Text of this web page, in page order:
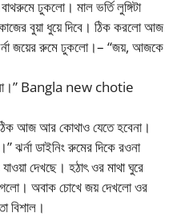
ঢুকলো। মাল ভর্তি লুঙ্গিটা
বুয়া ধুয়ে দিবে। ঠিক করলো আজ
জয়ের রুমে ঢুকলো।– “জয়, আজকে
না।” Bangla new chotie
আজ আর কোথাও যেতে হবেনা।
ঝর্না ডাইনিং রুমের দিকে রওনা
দেখছে। হঠাৎ ওর মাথা ঘুরে
অবাক চোখে জয় দেখলো ওর
বিশাল।